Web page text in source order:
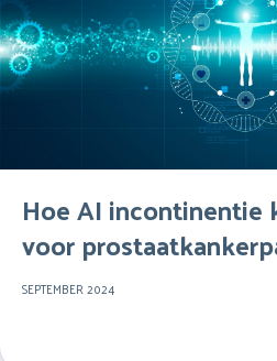
Hoe AI incontinentie
voor
SEPTEMBER 2024